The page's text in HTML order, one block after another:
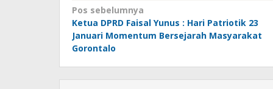
Navigasi
pos
Pos sebelumnya
Ketua DPRD Faisal Yunus : Hari Patriotik 23
Januari Momentum Bersejarah Masyarakat
Gorontalo